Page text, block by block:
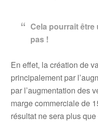
Cela pourrait
pas !
En effet, la création de
principalement par
par l’augmentation des
marge commerciale de
résultat ne sera plus